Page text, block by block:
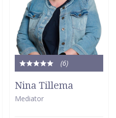
(6)
Totale
5
van
Nina Tillema
Mediator